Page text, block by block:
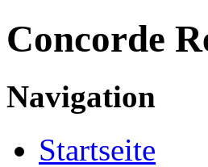
Concorde
Navigation
Startseite